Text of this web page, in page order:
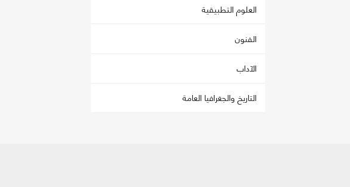
العلوم التطبيقية
الفنون
الآداب
التاريخ والجغرافيا العامة